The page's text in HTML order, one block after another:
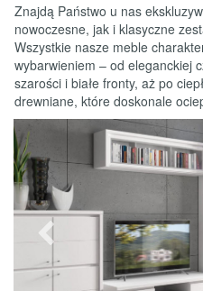
Znajdą Państwo u nas
nowoczesne, jak i klasyczne
Wszystkie nasze meble
wybarwieniem – od eleganckiej
szarości i białe fronty, aż po
drewniane, które doskonale